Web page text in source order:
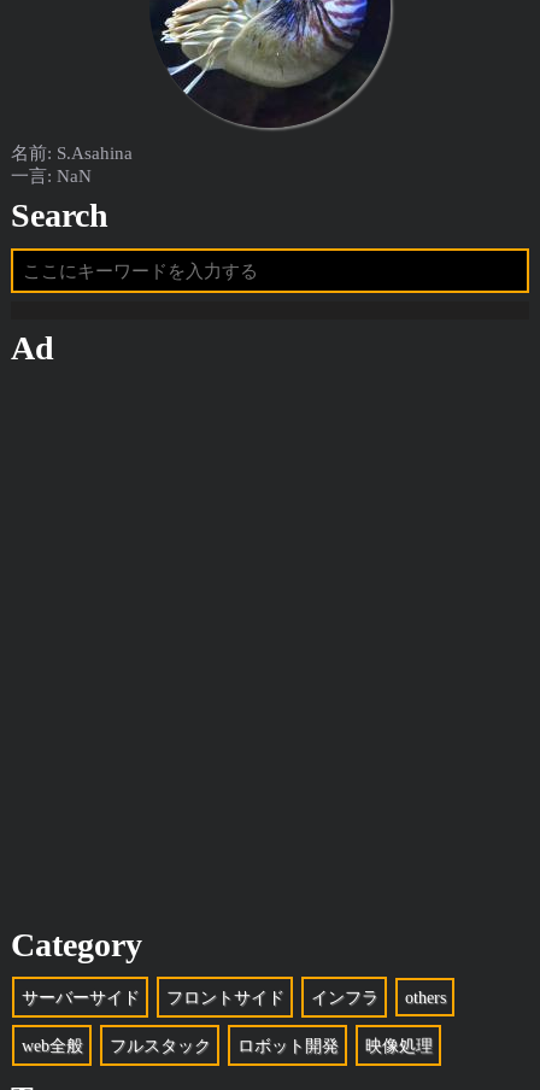
名前: S.Asahina
一言: NaN
Search
Ad
Category
サーバーサイド フロントサイド インフラ others
web全般 フルスタック ロボット開発 映像処理